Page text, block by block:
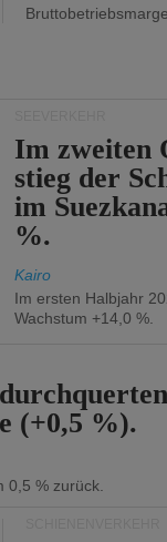
Im zweiten
stieg der
im
%.
Kairo
Im ersten Halbjahr
Wachstum +14,0 %.
(+0,5 %).
0,5 % zurück.